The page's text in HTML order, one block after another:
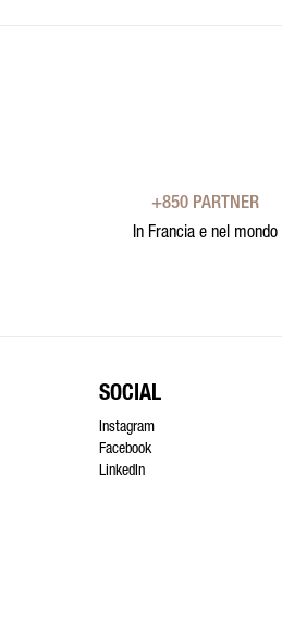
+850 PARTNER
In Francia e nel mondo
SOCIAL
Instagram
Facebook
LinkedIn